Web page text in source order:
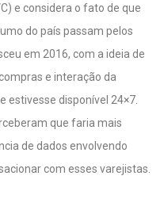
e considera o fato de que
do país passam pelos
em 2016, com a ideia de
e interação da
estivesse disponível 24×7.
que faria mais
de dados envolvendo
com esses varejistas.